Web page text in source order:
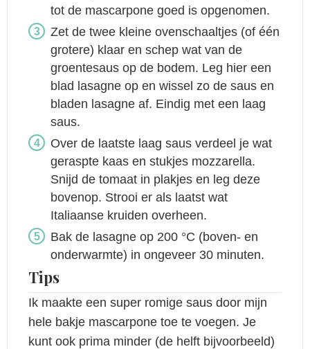
tot de mascarpone goed is opgenomen.
Zet de twee kleine ovenschaaltjes (of één
grotere) klaar en schep wat van de
groentesaus op de bodem. Leg hier een
blad lasagne op en wissel zo de saus en
bladen lasagne af. Eindig met een laag
saus.
Over de laatste laag saus verdeel je wat
geraspte kaas en stukjes mozzarella.
Snijd de tomaat in plakjes en leg deze
bovenop. Strooi er als laatst wat
Italiaanse kruiden overheen.
Bak de lasagne op 200 °C (boven- en
onderwarmte) in ongeveer 30 minuten.
Tips
Ik maakte een super romige saus door mijn
hele bakje mascarpone toe te voegen. Je
kunt ook prima minder (de helft bijvoorbeeld)